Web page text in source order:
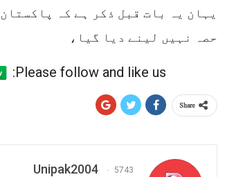
یہان یہ بات قبل ذکر ہے کہ
حصہ نہیں لینے دیا گیا،
Please follow and like us:
Share
Unipak2004 5743